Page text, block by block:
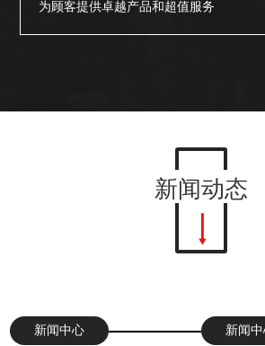
为顾客提供卓越产品和超值服务
新闻动态
新闻中心 新闻